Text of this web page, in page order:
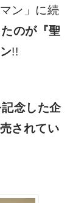
ン」に続
のが『聖
!!
記念した企
されてい